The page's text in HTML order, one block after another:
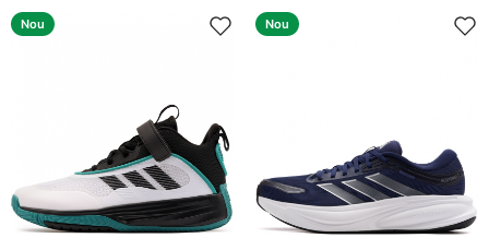
Nou Nou